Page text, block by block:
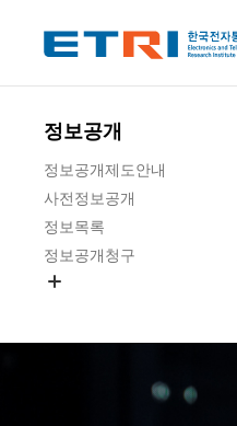
정보공개
정보공개제도안내
사전정보공개
정보목록
정보공개청구